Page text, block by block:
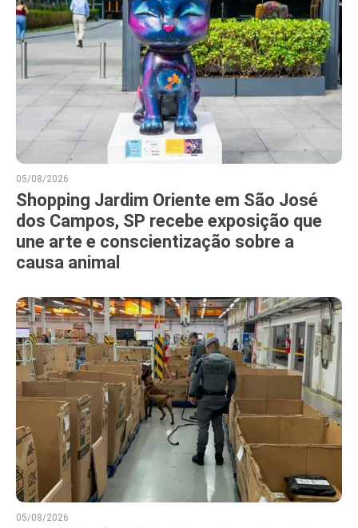
05/08/2026
Shopping Jardim Oriente em São José
dos Campos, SP recebe exposição que
une arte e conscientização sobre a
causa animal
05/08/2026